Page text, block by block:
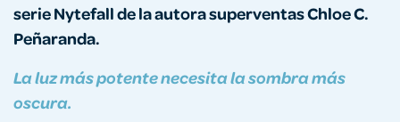
serie Nytefall de la autora superventas Chloe C.
Peñaranda.
La luz más potente necesita la sombra más
oscura.